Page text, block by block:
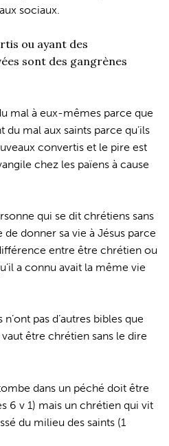
sociaux.
ou ayant des
sont des gangrènes
mal à eux-mêmes parce que
mal aux saints parce qu’ils
convertis et le pire est
chez les païens à cause
qui se dit chrétiens sans
de donner sa vie à Jésus parce
entre être chrétien ou
a connu avait la même vie
pas d’autres bibles que
être chrétien sans le dire
dans un péché doit être
6 v 1) mais un chrétien qui vit
du milieu des saints (1